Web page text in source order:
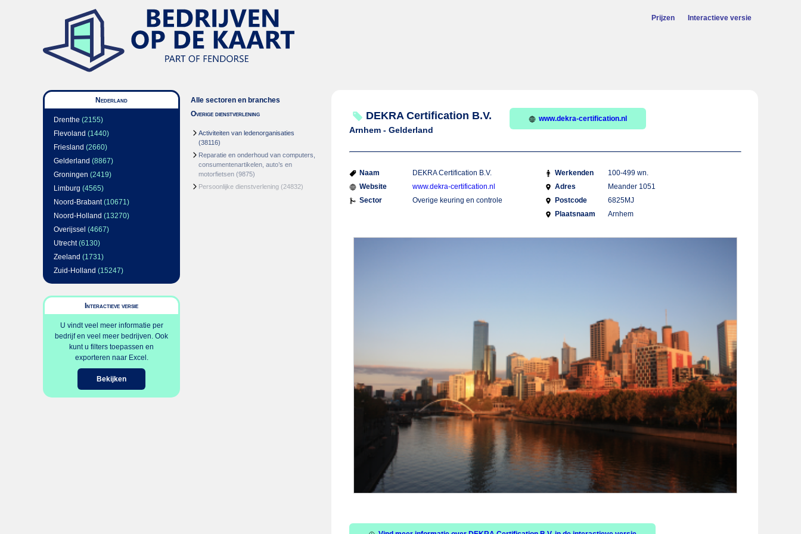
Prijzen Interactieve versie
Nederland
Drenthe (2155)
Flevoland (1440)
Friesland (2660)
Gelderland (8867)
Groningen (2419)
Limburg (4565)
Noord-Brabant(10671)
Noord-Holland (13270)
Overijssel (4667)
Utrecht(6130)
Zeeland (1731)
Zuid-Holland (15247)
Interactieve versie
U vindt veel meer informatie per
bedrijf en veel meer bedrijven. Ook
kunt u filters toepassen en
exporteren naar Excel.
Bekijken
Alle sectoren en branches
Overige dienstverlening
Activiteiten van ledenorganisaties
(38116)
Reparatie en onderhoud van computers,
consumentenartikelen, auto’s en
motorfietsen (9875)
Persoonlijke dienstverlening (24832)
DEKRA Certification B.V.
Arnhem - Gelderland
www.dekra-certification.nl
Naam
DEKRA Certification B.V.
Website
www.dekra-certification.nl
Sector
Overige keuring en controle
Werkenden
100-499 wn.
Adres
Meander 1051
Postcode
6825MJ
Plaatsnaam
Arnhem